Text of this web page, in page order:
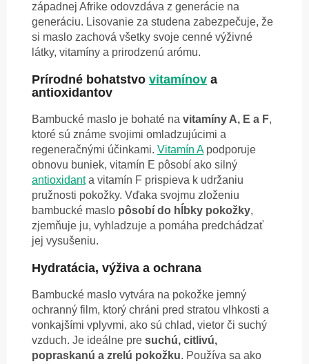
západnej Afrike odovzdáva z generácie na
generáciu. Lisovanie za studena zabezpečuje, že
si maslo zachová všetky svoje cenné výživné
látky, vitamíny a prirodzenú arómu.
Prírodné bohatstvo vitamínov a
antioxidantov
Bambucké maslo je bohaté na vitamíny A, E a F,
ktoré sú známe svojimi omladzujúcimi a
regeneračnými účinkami. Vitamín Apodporuje
obnovu buniek, vitamín E pôsobí ako silný
antioxidanta vitamín F prispieva k udržaniu
pružnosti pokožky. Vďaka svojmu zloženiu
bambucké maslo pôsobí do hĺbky pokožky,
zjemňuje ju, vyhladzuje a pomáha predchádzať
jej vysušeniu.
Hydratácia, výživa a ochrana
Bambucké maslo vytvára na pokožke jemný
ochranný film, ktorý chráni pred stratou vlhkosti a
vonkajšími vplyvmi, ako sú chlad, vietor či suchý
vzduch. Je ideálne pre suchú, citlivú,
popraskanú a zrelú pokožku. Používa sa ako